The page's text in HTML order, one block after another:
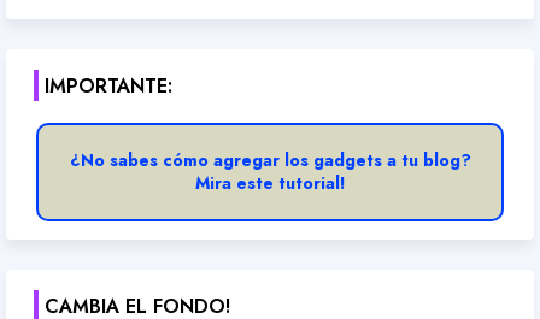
IMPORTANTE:
¿No sabes cómo agregar los gadgets a tu blog?
Mira este tutorial!
CAMBIA EL FONDO!